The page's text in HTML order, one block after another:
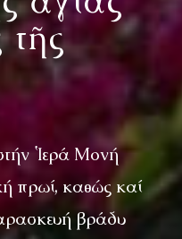
Ἱερά Μονή
πρωί, καθώς καί
βράδυ